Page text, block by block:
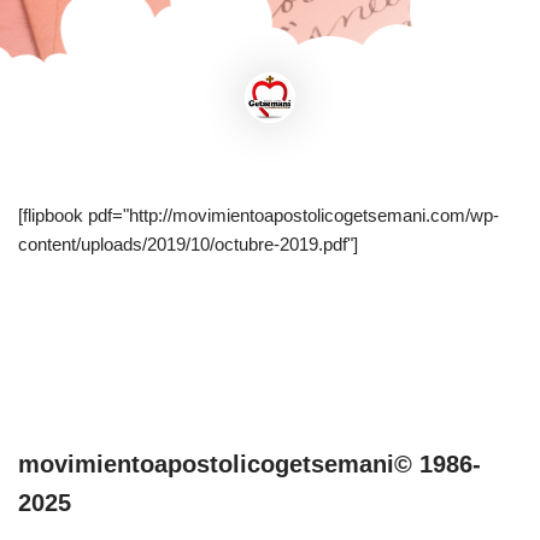
[flipbook pdf="http://movimientoapostolicogetsemani.com/wp-
content/uploads/2019/10/octubre-2019.pdf"]
movimientoapostolicogetsemani© 1986-
2025